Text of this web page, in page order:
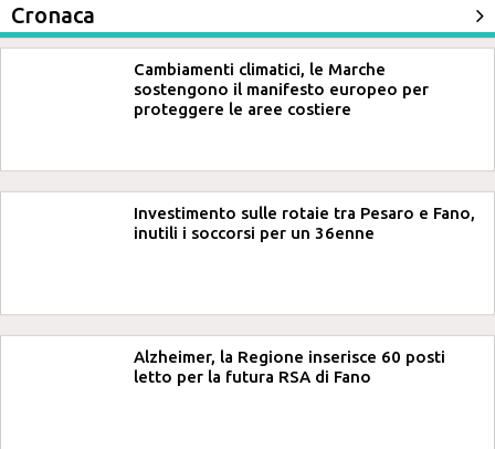
Cronaca
Cambiamenti climatici, le Marche
sostengono il manifesto europeo per
proteggere le aree costiere
Investimento sulle rotaie tra Pesaro e Fano,
inutili i soccorsi per un 36enne
Alzheimer, la Regione inserisce 60 posti
letto per la futura RSA di Fano